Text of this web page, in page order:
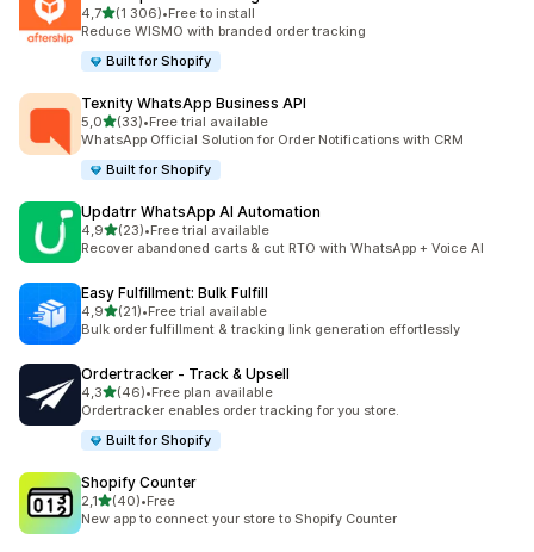
4,7z 5 hvězd
(1 306)
Celkový počet recenzí: 1306
•Free to install
Reduce WISMO with branded order tracking
Built for Shopify
Texnity WhatsApp Business API
5,0z 5 hvězd
(33)
Celkový počet recenzí: 33
•Free trial available
WhatsApp Official Solution for Order Notifications with CRM
Built for Shopify
Updatrr WhatsApp AI Automation
4,9z 5 hvězd
(23)
Celkový počet recenzí: 23
•Free trial available
Recover abandoned carts & cut RTO with WhatsApp + Voice AI
Easy Fulfillment: Bulk Fulfill
4,9z 5 hvězd
(21)
Celkový počet recenzí: 21
•Free trial available
Bulk order fulfillment & tracking link generation effortlessly
Ordertracker ‑ Track & Upsell
4,3z 5 hvězd
(46)
Celkový počet recenzí: 46
•Free plan available
Ordertracker enables order tracking for you store.
Built for Shopify
Shopify Counter
2,1z 5 hvězd
(40)
Celkový počet recenzí: 40
•Free
New app to connect your store to Shopify Counter